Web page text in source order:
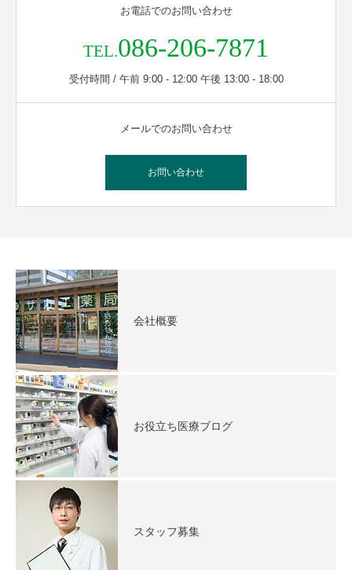
お電話でのお問い合わせ
TEL.086-206-7871
受付時間 / 午前 9:00 - 12:00 午後 13:00 - 18:00
メールでのお問い合わせ
お問い合わせ
会社概要
お役立ち医療ブログ
スタッフ募集